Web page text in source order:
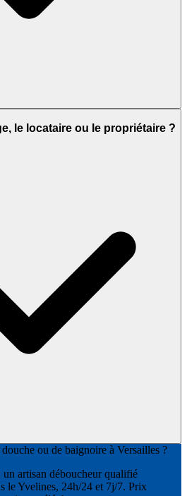
le locataire ou le propriétaire ?
ou de baignoire à Versailles ?
artisan déboucheur qualifié
le Yvelines, 24h/24 et 7j/7. Prix